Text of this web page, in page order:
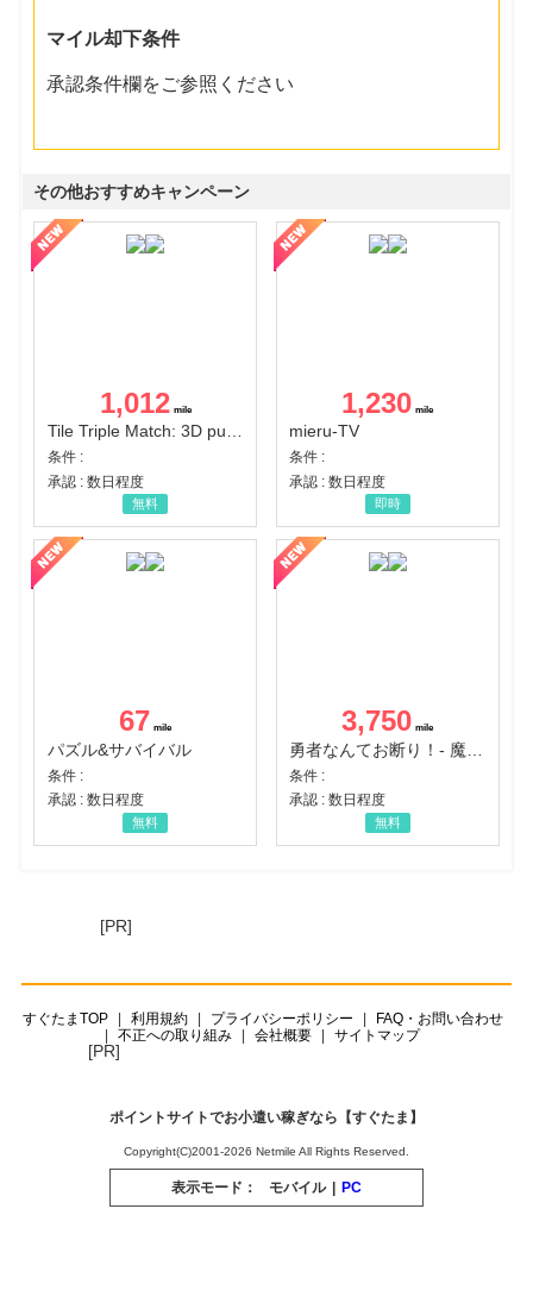
マイル却下条件
承認条件欄をご参照ください
その他おすすめキャンペーン
1,012
Tile Triple Match: 3D puzzle
条件 :
承認 : 数日程度
無料
1,230
mieru-TV
条件 :
承認 : 数日程度
即時
67
パズル&サバイバル
条件 :
承認 : 数日程度
無料
3,750
条件 :
承認 : 数日程度
無料
[PR]
すぐたまTOP 利用規約 プライバシーポリシー
FAQ・お問い合わせ
不正への取り組み
会社概要 サイトマップ
[PR]
ポイントサイトでお小遣い稼ぎなら【すぐたま】
Copyright(C)2001-2026 Netmile All Rights Reserved.
表示モード： モバイル | PC